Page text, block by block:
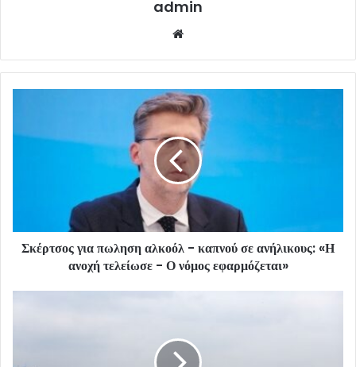
admin
Σκέρτσος για πωληση αλκοόλ - καπνού σε ανήλικους: «Η
ανοχή τελείωσε - Ο νόμος εφαρμόζεται»